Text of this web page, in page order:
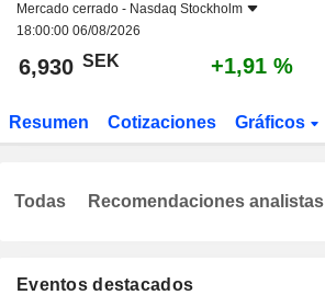
Mercado cerrado - Nasdaq Stockholm
18:00:00 06/08/2026
6,930 SEK +1,91 %
Resumen Cotizaciones Gráficos
Eventos destacados
Todas Recomendaciones analistas